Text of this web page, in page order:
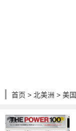
首页 > 北美洲 > 美国